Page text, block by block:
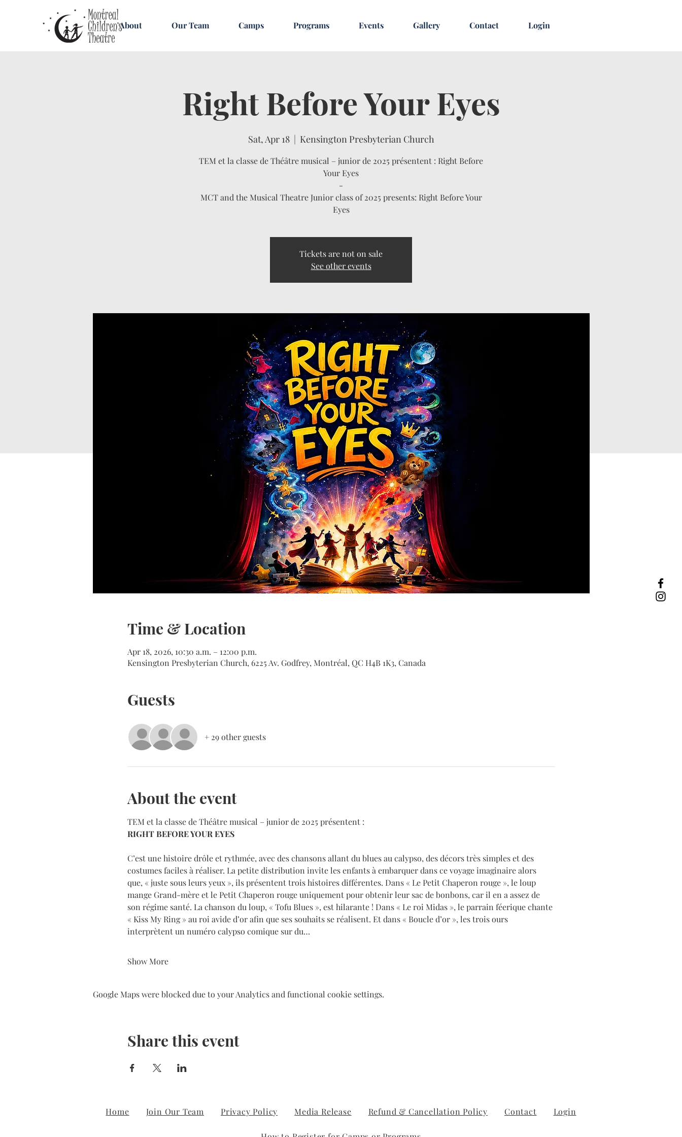
About Our Team Camps Programs Events Gallery Contact Login
Right Before Your Eyes
Sat, Apr 18
  |
Kensington Presbyterian Church
TEM et la classe de Théâtre musical – junior de 2025 présentent : Right Before
Your Eyes
-
MCT and the Musical Theatre Junior class of 2025 presents: Right Before Your
Eyes
Tickets are not on sale
See other events
Time & Location
Apr 18, 2026, 10:30 a.m. – 12:00 p.m.
Kensington Presbyterian Church, 6225 Av. Godfrey, Montréal, QC H4B 1K3, Canada
Guests
+ 29 other guests
About the event
TEM et la classe de Théâtre musical – junior de 2025 présentent :
RIGHT BEFORE YOUR EYES
C’est une histoire drôle et rythmée, avec des chansons allant du blues au calypso, des décors très simples et des
costumes faciles à réaliser. La petite distribution invite les enfants à embarquer dans ce voyage imaginaire alors
que, « juste sous leurs yeux », ils présentent trois histoires différentes. Dans « Le Petit Chaperon rouge », le loup
mange Grand-mère et le Petit Chaperon rouge uniquement pour obtenir leur sac de bonbons, car il en a assez de
son régime santé. La chanson du loup, « Tofu Blues », est hilarante ! Dans « Le roi Midas », le parrain féerique chante
« Kiss My Ring » au roi avide d’or afin que ses souhaits se réalisent. Et dans « Boucle d’or », les trois ours
interprètent un numéro calypso comique sur du…
Show More
Google Maps were blocked due to your Analytics and functional cookie settings.
Share this event
Home Join Our Team Privacy Policy Media Release Refund & Cancellation Policy Contact Login